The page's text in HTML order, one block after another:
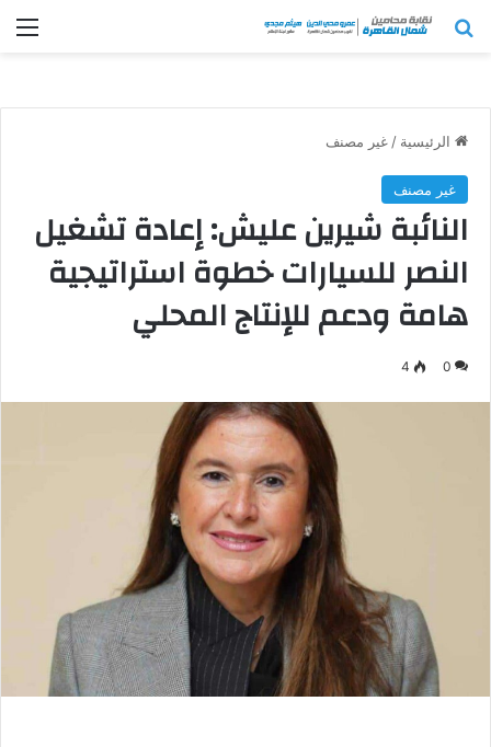
بحث عن
الرئيسية / غير مصنف
غير مصنف
النائبة شيرين عليش: إعادة تشغيل
النصر للسيارات خطوة استراتيجية
هامة ودعم للإنتاج المحلي
0
4